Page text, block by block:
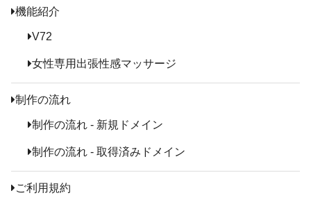
機能紹介
V72
女性専用出張性感マッサージ
制作の流れ
制作の流れ - 新規ドメイン
制作の流れ - 取得済みドメイン
ご利用規約